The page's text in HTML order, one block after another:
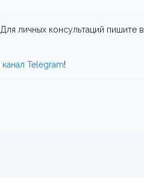
. Для личных консультаций пишите в
канал Telegram!